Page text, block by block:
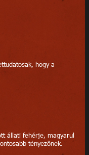
hogy a
állati fehérje, magyarul
tényezőnek.